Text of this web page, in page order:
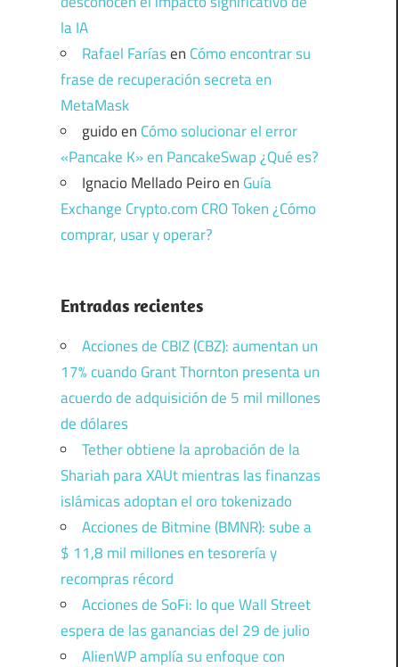
la IA
Rafael Faríasen Cómo encontrar su
frase de recuperación secreta en
MetaMask
guidoen Cómo solucionar el error
«Pancake K» en PancakeSwap ¿Qué es?
Ignacio Mellado Peiroen Guía
Exchange Crypto.com CRO Token ¿Cómo
comprar, usar y operar?
Entradas recientes
Acciones de CBIZ (CBZ): aumentan un
17% cuando Grant Thornton presenta un
acuerdo de adquisición de 5 mil millones
de dólares
Tether obtiene la aprobación de la
Shariah para XAUt mientras las finanzas
islámicas adoptan el oro tokenizado
Acciones de Bitmine (BMNR): sube a
$ 11,8 mil millones en tesorería y
recompras récord
Acciones de SoFi: lo que Wall Street
espera de las ganancias del 29 de julio
AlienWP amplía su enfoque con